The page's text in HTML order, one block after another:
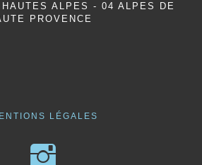
ALPES - 04 ALPES DE
PROVENCE
LÉGALES